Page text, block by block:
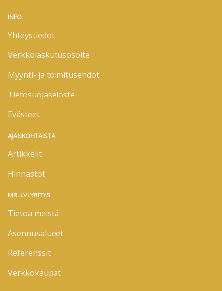
INFO
Yhteystiedot
Verkkolaskutusosoite
Myynti- ja toimitusehdot
Tietosuojaseloste
Evästeet
AJANKOHTAISTA
Artikkelit
Hinnastot
MR. LVI YRITYS
Tietoa meistä
Asennusalueet
Referenssit
Verkkokaupat